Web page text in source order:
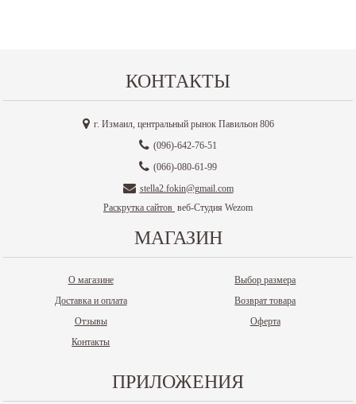
КОНТАКТЫ
г. Измаил, центральный рынок Павильон 806
(096)-642-76-51
(066)-080-61-99
stella2.fokin@gmail.com
Раскрутка сайтов веб-Студия Wezom
МАГАЗИН
О магазине
Выбор размера
Доставка и оплата
Возврат товара
Отзывы
Оферта
Контакты
ПРИЛОЖЕНИЯ